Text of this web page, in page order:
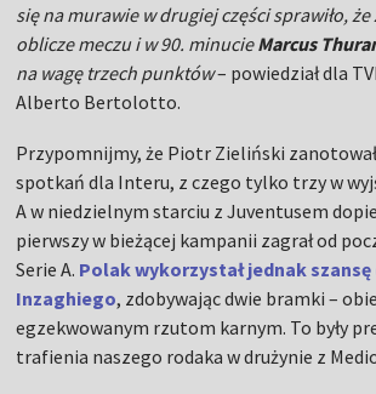
się na murawie w drugiej części sprawiło, że
oblicze meczu i w 90. minucieMarcus
na wagę trzech punktów– powiedział dla
Alberto Bertolotto.
Przypomnijmy, że Piotr Zieliński
spotkań dla Interu, z czego tylko trzy w
A w niedzielnym starciu z Juventusem
pierwszy w bieżącej kampanii zagrał od
Serie A. Polak wykorzystał jednak szansę
Inzaghiego, zdobywając dwie bramki –
egzekwowanym rzutom karnym. To były
trafienia naszego rodaka w drużynie z